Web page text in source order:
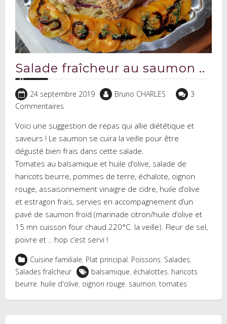
Salade fraîcheur au saumon ..
24 septembre 2019 Bruno CHARLES
3
Commentaires
Voici une suggestion de repas qui allie diététique et
saveurs ! Le saumon se cuira la veille pour être
dégusté bien frais dans cette salade.
Tomates au balsamique et huile d’olive, salade de
haricots beurre, pommes de terre, échalote, oignon
rouge, assaisonnement vinaigre de cidre, huile d’olive
et estragon frais, servies en accompagnement d’un
pavé de saumon froid (marinade citron/huile d’olive et
15 mn cuisson four chaud 220°C. la veille). Fleur de sel,
poivre et .. hop c’est servi !
Cuisine familiale, Plat principal, Poissons, Salades,
Salades fraîcheur
balsamique, échalottes, haricots
beurre, huile d'olive, oignon rouge, saumon, tomates